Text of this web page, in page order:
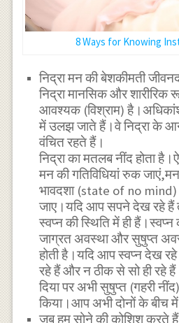
8 Ways for Knowing
निद्रा मन की बेशकीमती
निद्रा मानसिक और
आवश्यक (विश्राम)
में उलझ जाते हैं।वे निद्रा के
वंचित रहते हैं।
निद्रा का मतलब नींद होता
मन की गतिविधियां रुक
भावदशा (state of no mind)
जाए।यदि आप सपने देख रहे हैं
स्वप्न की स्थिति में ही
जाग्रत अवस्था और सुषुप्त
होती है।यदि आप स्वप्न देख
रहे हैं और न ठीक से सो ही रहे
दिया पर अभी सुषुप्त (गहरी
किया।आप अभी दोनों के बीच
जब हम सोने की कोशिश करते